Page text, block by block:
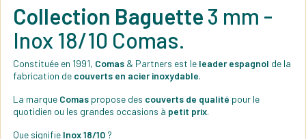
Collection Baguette 3 mm -
Inox 18/10 Comas.
Constituée en 1991, Comas & Partners est le leader espagnol de la
fabrication de couverts en acier inoxydable.
La marque Comas propose des couverts de qualité pour le
quotidien ou les grandes occasions à petit prix.
Que signifie Inox 18/10 ?